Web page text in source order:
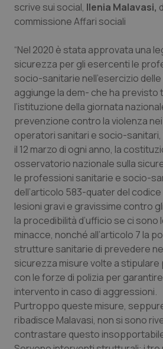
Professionisti Sanitari.AI
Abruzzo
Basilicata
Calabria
Campania
Emilia-Romagna
Friuli Venezia Giulia
Lazio
Liguria
Lombardia
Marche
QS Pro Gold
Artrite & artrosi
Asma & BPCO
Car-T
Colesterolo &
Dermatite Atopica
Diabete & glucometri
Disturbi dell’umore
Dolore
Donna & Salute
QS Club Newsletter
scrive sui social, Ilenia Malavasi,
commissione Affari sociali
“Nel 2020 è stata approvata una
sicurezza per gli esercenti le
socio-sanitarie nell’esercizio
aggiunge la dem- che ha previsto
l’istituzione della giornata
prevenzione contro la violenza
operatori sanitari e socio-
il 12 marzo di ogni anno, la
osservatorio nazionale sulla
le professioni sanitarie e socio-
dell’articolo 583-quater del
lesioni gravi e gravissime contro
la procedibilità d’ufficio se ci sono
minacce, nonché all’articolo 7 la
strutture sanitarie di prevedere
sicurezza misure volte a
con le forze di polizia per
intervento in caso di aggressioni.
Purtroppo queste misure,
ribadisce Malavasi, non si sono
contrastare questo